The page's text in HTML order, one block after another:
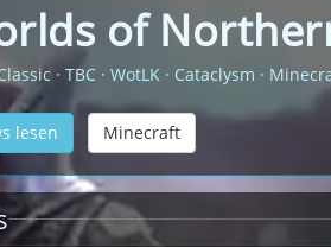
of
· TBC · WotLK · Cataclysm ·
lesen Minecraft